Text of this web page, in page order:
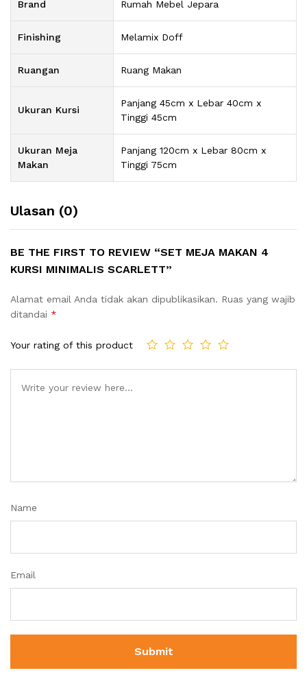
Brand Rumah Mebel Jepara
Finishing Melamix Doff
Ruangan Ruang Makan
Ukuran Kursi
Panjang 45cm x Lebar 40cm x
Tinggi 45cm
Ukuran Meja
Makan
Panjang 120cm x Lebar 80cm x
Tinggi 75cm
Ulasan (0)
BE THE FIRST TO REVIEW “SET MEJA MAKAN 4
KURSI MINIMALIS SCARLETT”
Alamat email Anda tidak akan dipublikasikan. Ruas yang wajib
ditandai *
Your rating of this product
Name
Email